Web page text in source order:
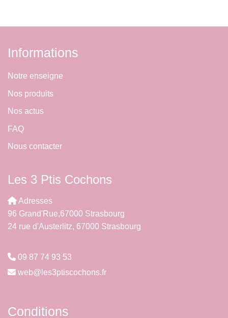
Informations
Notre enseigne
Nos produits
Nos actus
FAQ
Nous contacter
Les 3 Ptis Cochons
Adresses
96 Grand'Rue,67000 Strasbourg
24 rue d'Austerlitz, 67000 Strasbourg
09 87 74 93 53
web@les3ptiscochons.fr
Conditions